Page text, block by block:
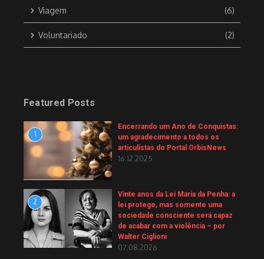
Viagem (6)
Voluntariado (2)
Featured Posts
1
Encerrando um Ano de Conquistas:
um agradecimento a todos os
articulistas do Portal OrbisNews
16.12.2025
2
Vinte anos da Lei Maria da Penha: a
lei protege, mas somente uma
sociedade consciente será capaz
de acabar com a violência – por
Walter Ciglioni
07.08.2026